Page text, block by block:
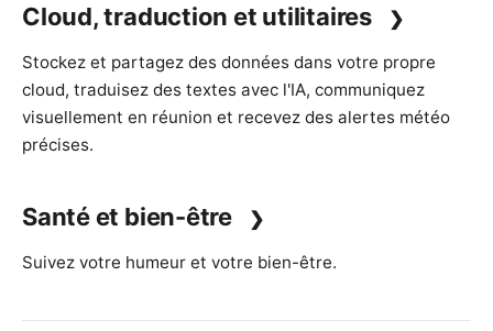
Cloud, traduction et utilitaires
Stockez et partagez des données dans votre propre
cloud, traduisez des textes avec l'IA, communiquez
visuellement en réunion et recevez des alertes météo
précises.
Santé et bien-être
Suivez votre humeur et votre bien-être.